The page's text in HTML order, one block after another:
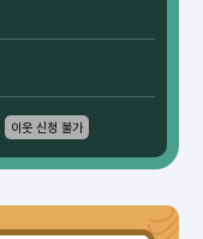
이웃 신청 불가